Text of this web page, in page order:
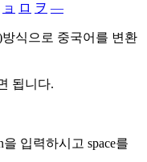
ョ ロ ヲ ―
식으로 중국어를 변환
됩니다.
을 입력하시고 space를